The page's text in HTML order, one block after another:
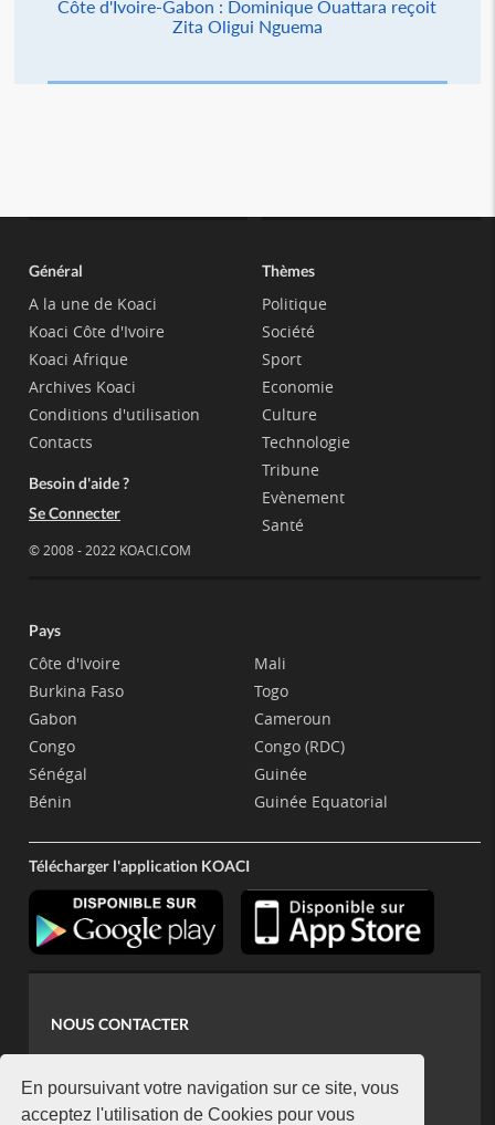
En poursuivant votre navigation sur ce site, vous
acceptez l'utilisation de Cookies pour vous
Côte d'Ivoire-Gabon : Dominique Ouattara reçoit
Zita Oligui Nguema
Général
A la une de Koaci
Koaci Côte d'Ivoire
Koaci Afrique
Archives Koaci
Conditions d'utilisation
Contacts
Besoin d'aide ?
Se Connecter
© 2008 - 2022 KOACI.COM
Thèmes
Politique
Société
Sport
Economie
Culture
Technologie
Tribune
Evènement
Santé
Pays
Côte d'Ivoire
Burkina Faso
Gabon
Congo
Sénégal
Bénin
Mali
Togo
Cameroun
Congo (RDC)
Guinée
Guinée Equatorial
Télécharger l'application KOACI
NOUS CONTACTER
koaci@yahoo.fr